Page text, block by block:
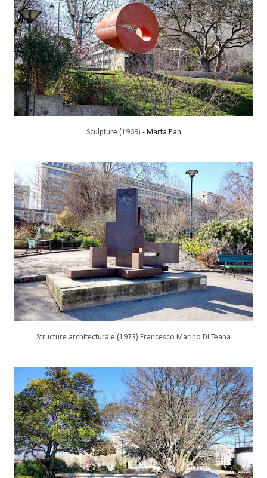
Sculpture (1969) - Marta Pan
Structure architecturale (1973) Francesco Marino Di Teana